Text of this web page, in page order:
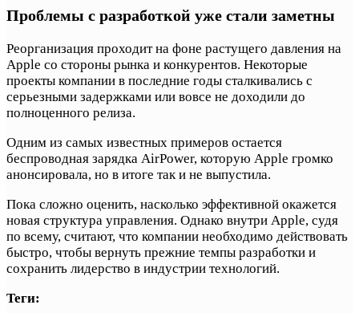
Проблемы с разработкой уже стали заметны
Реорганизация проходит на фоне растущего давления на
Apple со стороны рынка и конкурентов. Некоторые
проекты компании в последние годы сталкивались с
серьезными задержками или вовсе не доходили до
полноценного релиза.
Одним из самых известных примеров остается
беспроводная зарядка AirPower, которую Apple громко
анонсировала, но в итоге так и не выпустила.
Пока сложно оценить, насколько эффективной окажется
новая структура управления. Однако внутри Apple, судя
по всему, считают, что компании необходимо действовать
быстро, чтобы вернуть прежние темпы разработки и
сохранить лидерство в индустрии технологий.
Теги: